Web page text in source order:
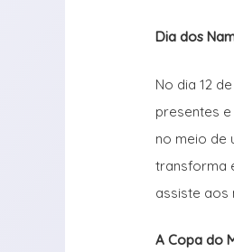
Dia dos
No dia 12
presentes
no meio de
transforma
assiste aos
A Copa do